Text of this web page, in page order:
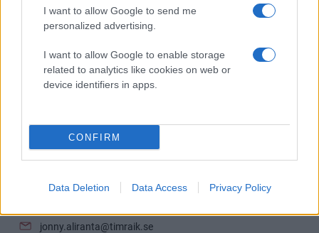
I want to allow Google to send me
personalized advertising.
I want to allow Google to enable storage
related to analytics like cookies on web or
device identifiers in apps.
CONFIRM
Data Deletion Data Access Privacy Policy
Jonny Aliranta
jonny.aliranta@timraik.se